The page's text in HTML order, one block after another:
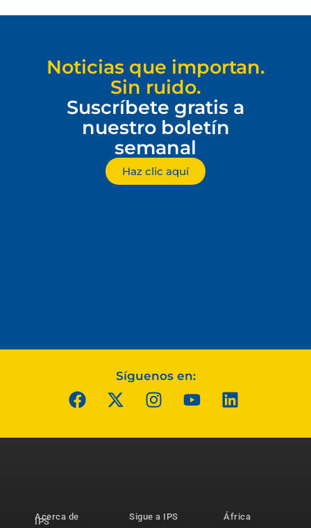
Noticias que importan.
Sin ruido.
Suscríbete gratis a
nuestro boletín
semanal
Haz clic aquí
Síguenos en:
Acerca de
IPS
Sigue a IPS
África